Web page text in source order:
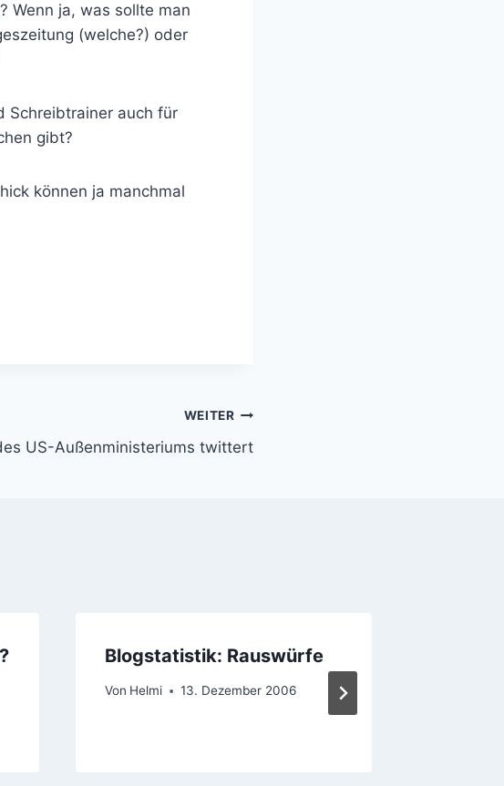
Wenn ja, was sollte man
(welche?) oder
Schreibtrainer auch für
gibt?
können ja manchmal
WEITER
US-Außenministeriums twittert
Blogstatistik: Rauswürfe
Von Helmi 13. Dezember 2006